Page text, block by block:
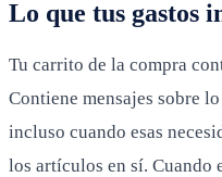
Lo que tus gastos
Tu carrito de la compra
Contiene mensajes sobre
incluso cuando esas
los artículos en sí. Cuando